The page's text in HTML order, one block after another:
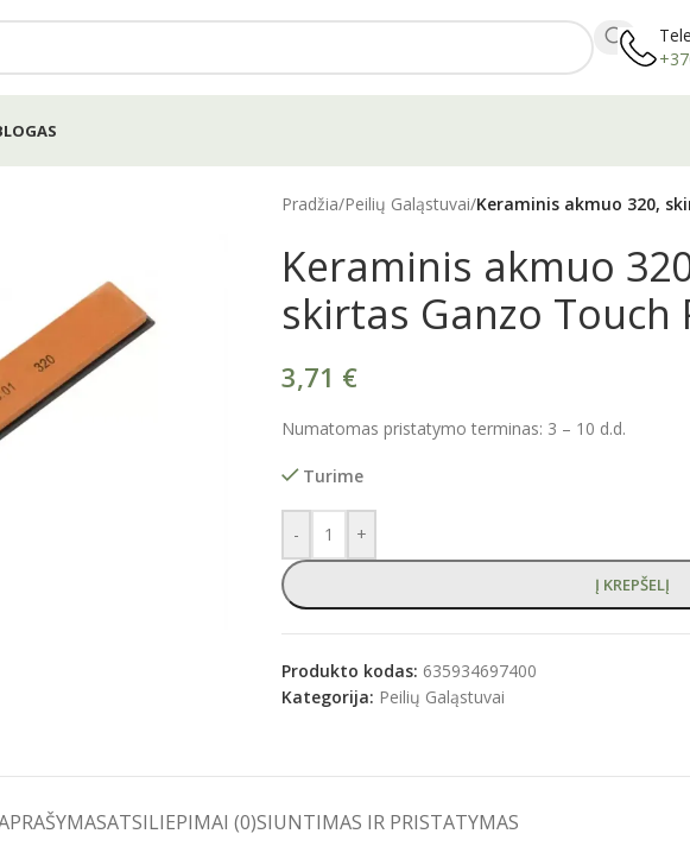
Pradžia/Peilių Galąstuvai/Keraminis akmuo 320,
Keraminis akmuo
skirtas Ganzo Touch
3,71 €
Numatomas pristatymo terminas: 3 – 10 d.d.
Turime
- +
Į KREPŠELĮ
Produkto kodas: 635934697400
Kategorija: Peilių Galąstuvai
ATSILIEPIMAI (0)SIUNTIMAS IR PRISTATYMAS